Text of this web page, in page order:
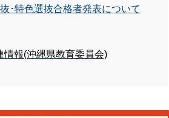
･特色選抜合格者発表について
情報(沖縄県教育委員会)